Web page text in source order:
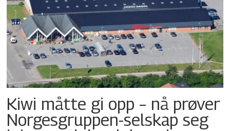
Kiwi måtte gi opp – nå prøver
Norgesgruppen-selskap seg